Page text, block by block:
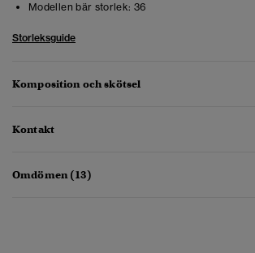
Modellen bär storlek: 36
Storleksguide
Komposition och skötsel
Kontakt
Omdömen (13)